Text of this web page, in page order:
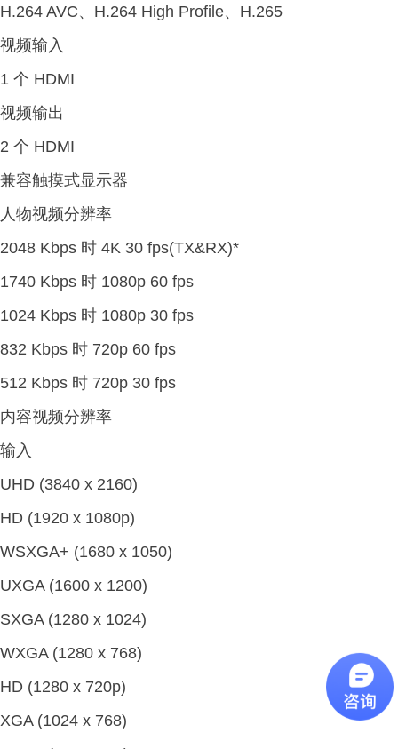
H.264 AVC、H.264 High Profile、H.265
视频输入
1 个 HDMI
视频输出
2 个 HDMI
兼容触摸式显示器
人物视频分辨率
2048 Kbps 时 4K 30 fps(TX&RX)*
1740 Kbps 时 1080p 60 fps
1024 Kbps 时 1080p 30 fps
832 Kbps 时 720p 60 fps
512 Kbps 时 720p 30 fps
内容视频分辨率
输入
UHD (3840 x 2160)
HD (1920 x 1080p)
WSXGA+ (1680 x 1050)
UXGA (1600 x 1200)
SXGA (1280 x 1024)
WXGA (1280 x 768)
HD (1280 x 720p)
XGA (1024 x 768)